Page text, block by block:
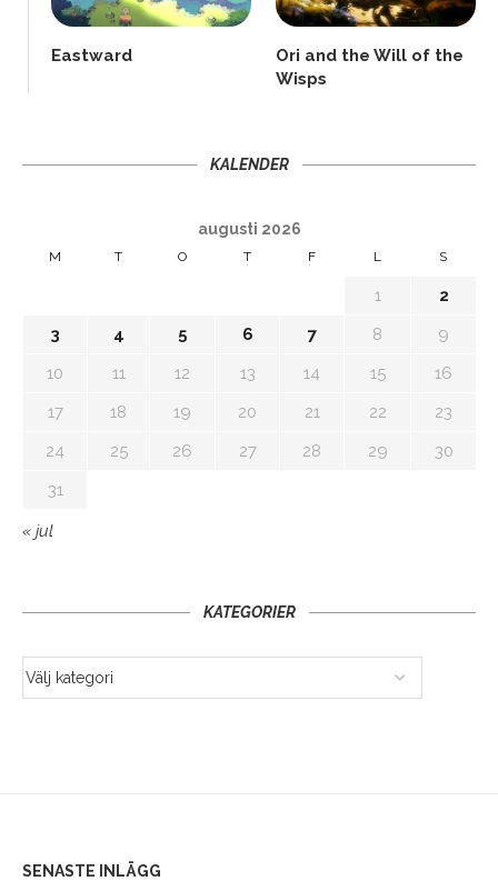
Eastward
Ori and the Will of the
Wisps
KALENDER
augusti 2026
M T O T F L S
1
2
3
4 5 6 7 8
9
10
11 12 13 14 15
16
17
18 19 20 21 22
23
24
25 26 27 28 29
30
31
« jul
KATEGORIER
SENASTE INLÄGG